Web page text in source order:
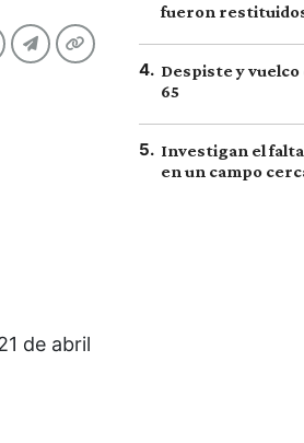
de abril
fueron
4. Despiste y vuelco
65
5. Investigan el
en un campo